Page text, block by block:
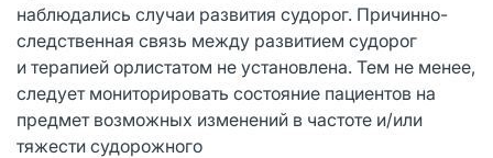
наблюдались случаи развития судорог. Причинно-
следственная связь между развитием судорог
и терапией орлистатом не установлена. Тем не менее,
следует мониторировать состояние пациентов на
предмет возможных изменений в частоте и/или
тяжести судорожного